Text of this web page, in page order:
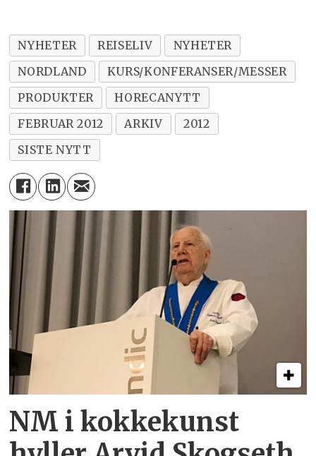
NYHETER REISELIV
NYHETER
NORDLAND
KURS/KONFERANSER/MESSER
PRODUKTER
HORECANYTT
FEBRUAR 2012
ARKIV
2012
SISTE NYTT
NM i kokkekunst